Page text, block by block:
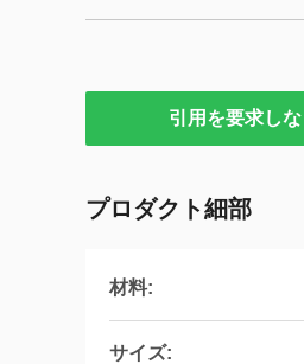
引用を要求し
プロダクト細部
材料:
サイズ: